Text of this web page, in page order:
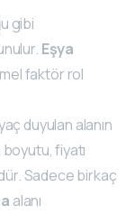
gibi
Eşya
faktör rol
duyulan alanın
fiyatı
Sadece birkaç
alanı